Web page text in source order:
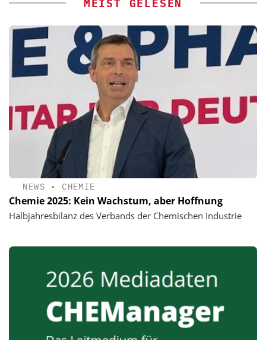
MEIST GELESEN
NEWS • CHEMIE
Chemie 2025: Kein Wachstum, aber Hoffnung
Halbjahresbilanz des Verbands der Chemischen Industrie